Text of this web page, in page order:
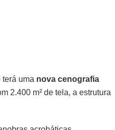
terá uma nova cenografia
2.400 m² de tela, a estrutura